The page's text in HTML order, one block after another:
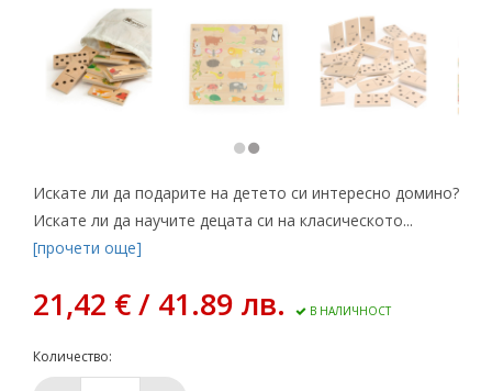
Искате ли да подарите на детето си интересно домино?
Искате ли да научите децата си на класическото...
[прочети още]
21,42 € / 41.89 лв. В НАЛИЧНОСТ
Количество: